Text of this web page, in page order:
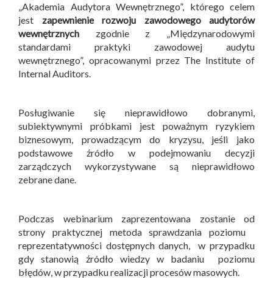
„Akademia Audytora Wewnętrznego”, którego celem
jest zapewnienie rozwoju zawodowego audytorów
wewnętrznych zgodnie z „Międzynarodowymi
standardami praktyki zawodowej audytu
wewnętrznego”, opracowanymi przez The Institute of
Internal Auditors.
Posługiwanie się nieprawidłowo dobranymi,
subiektywnymi próbkami jest poważnym ryzykiem
biznesowym, prowadzącym do kryzysu, jeśli jako
podstawowe źródło w podejmowaniu decyzji
zarządczych wykorzystywane są nieprawidłowo
zebrane dane.
Podczas webinarium zaprezentowana zostanie od
strony praktycznej metoda sprawdzania poziomu
reprezentatywności dostępnych danych, w przypadku
gdy stanowią źródło wiedzy w badaniu poziomu
błędów, w przypadku realizacji procesów masowych.